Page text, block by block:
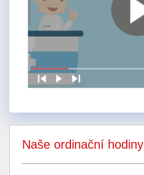
Naše ordinační hodiny